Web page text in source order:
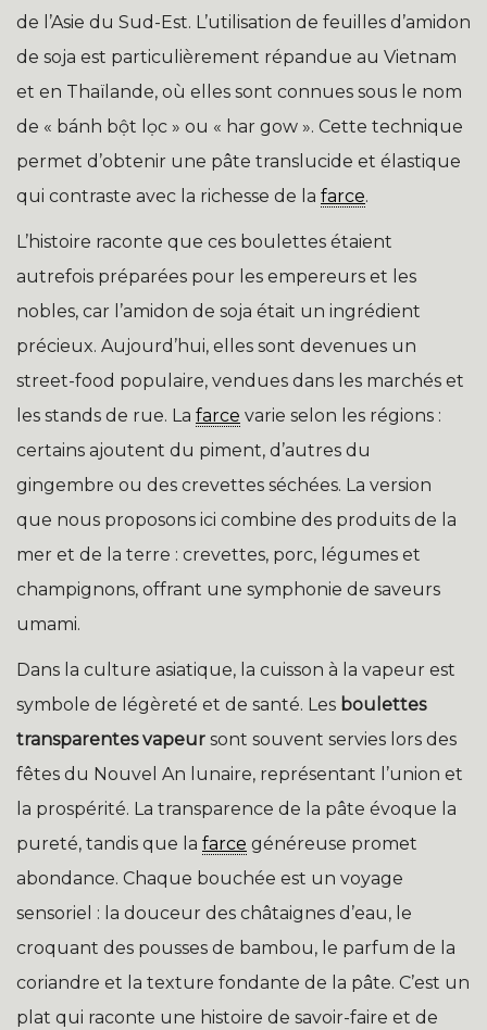
de l’Asie du Sud-Est. L’utilisation de feuilles d’amidon
de soja est particulièrement répandue au Vietnam
et en Thaïlande, où elles sont connues sous le nom
de « bánh bột lọc » ou « har gow ». Cette technique
permet d’obtenir une pâte translucide et élastique
qui contraste avec la richesse de la farce.
L’histoire raconte que ces boulettes étaient
autrefois préparées pour les empereurs et les
nobles, car l’amidon de soja était un ingrédient
précieux. Aujourd’hui, elles sont devenues un
street-food populaire, vendues dans les marchés et
les stands de rue. La farce varie selon les régions :
certains ajoutent du piment, d’autres du
gingembre ou des crevettes séchées. La version
que nous proposons ici combine des produits de la
mer et de la terre : crevettes, porc, légumes et
champignons, offrant une symphonie de saveurs
umami.
Dans la culture asiatique, la cuisson à la vapeur est
symbole de légèreté et de santé. Les boulettes
transparentes vapeur sont souvent servies lors des
fêtes du Nouvel An lunaire, représentant l’union et
la prospérité. La transparence de la pâte évoque la
pureté, tandis que la farce généreuse promet
abondance. Chaque bouchée est un voyage
sensoriel : la douceur des châtaignes d’eau, le
croquant des pousses de bambou, le parfum de la
coriandre et la texture fondante de la pâte. C’est un
plat qui raconte une histoire de savoir-faire et de